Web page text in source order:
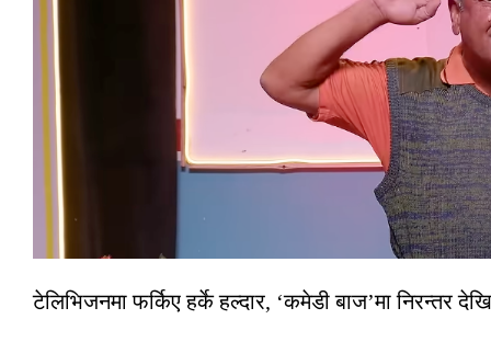
टेलिभिजनमा फर्किए हर्के हल्दार, ‘कमेडी बाज’मा निरन्तर